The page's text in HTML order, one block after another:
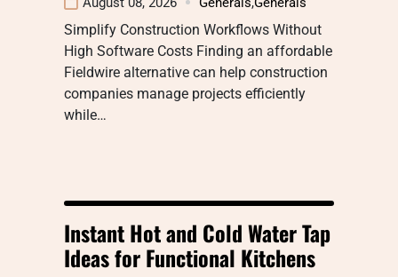
Simplify Construction Workflows Without
High Software Costs Finding an affordable
Fieldwire alternative can help construction
companies manage projects efficiently
while…
Instant Hot and Cold Water Tap
Ideas for Functional Kitchens